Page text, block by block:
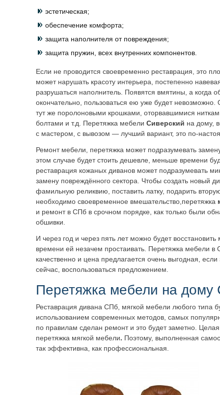
эстетическая;
обеспечение комфорта;
защита наполнителя от повреждения;
защита пружин, всех внутренних компонентов.
Если не проводится своевременно реставрация, это
может нарушать красоту интерьера, постепенно
разрушаться наполнитель. Появятся вмятины, а когда
окончательно, пользоваться ею уже будет невозможно.
тут же поролоновыми крошками, оторвавшимися
болтами и т.д. Перетяжка мебели Сиверский на дому,
с мастером, с вывозом — лучший вариант, это по-
Ремонт мебели, перетяжка может подразумевать
этом случае будет стоить дешевле, меньше времени
реставрация кожаных диванов может подразумевать
замену повреждённого сектора. Чтобы создать новый
фамильную реликвию, поставить латку, подарить
необходимо своевременное вмешательство,перетяжка
и ремонт в СПб в срочном порядке, как только были
обшивки.
И через год и через пять лет можно будет
времени ей незачем простаивать. Перетяжка мебели в
качественно и цена предлагается очень выгодная, если
сейчас, воспользоваться предложением.
Перетяжка мебели на дому
Реставрация дивана СПб, мягкой мебели любого типа
использованием современных методов, самых
по правилам сделан ремонт и это будет заметно.
перетяжка мягкой мебели. Поэтому, выполненная
так эффективна, как профессиональная.